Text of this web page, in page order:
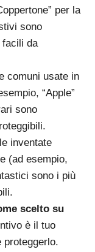
per la
sono
facili da
comuni usate in
“Apple”
sono
inventate
(ad esempio,
sono i più
scelto su
è il tuo